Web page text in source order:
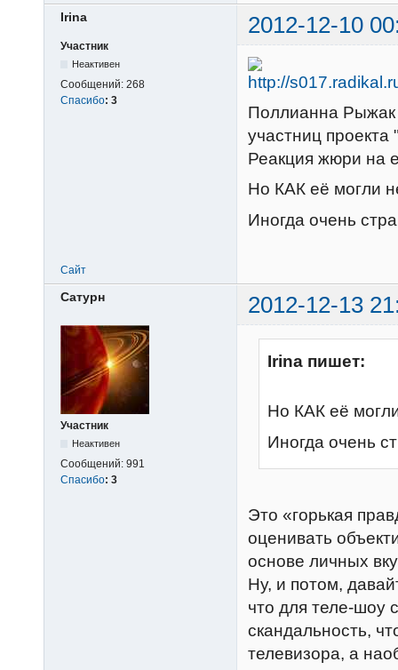
Irina 2012-12-10
Участник
Неактивен
Сообщений: 268
Спасибо: 3
Поллианна Рыжак
участниц проекта
Реакция жюри на
Но КАК её могли
Иногда очень
Сайт
Сатурн 2012-12-13
Участник
Неактивен
Сообщений: 991
Спасибо: 3
Irina пишет:
Но КАК её
Иногда очень
Это «горькая
оценивать
основе личных
Ну, и потом,
что для теле-шоу
скандальность,
телевизора, а